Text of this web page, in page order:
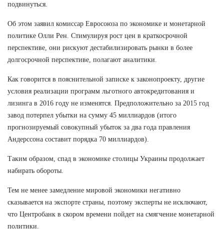
подвинуться.
Об этом заявил комиссар Евросоюза по экономике и монетарной
политике Олли Рен. Стимулируя рост цен в краткосрочной
перспективе, они рискуют дестабилизировать рынки в более
долгосрочной перспективе, полагают аналитики.
Как говорится в пояснительной записке к законопроекту, другие
условия реализации программ льготного автокредитования и
лизинга в 2016 году не изменятся. Предположительно за 2015 год
завод потерпел убытки на сумму 45 миллиардов (итого
прогнозируемый совокупный убыток за два года правления
Андерссона составит порядка 70 миллиардов).
Таким образом, спад в экономике столицы Украины продолжает
набирать обороты.
Тем не менее замедление мировой экономики негативно
сказывается на экспорте страны, поэтому эксперты не исключают,
что Центробанк в скором времени пойдет на смягчение монетарной
политики.